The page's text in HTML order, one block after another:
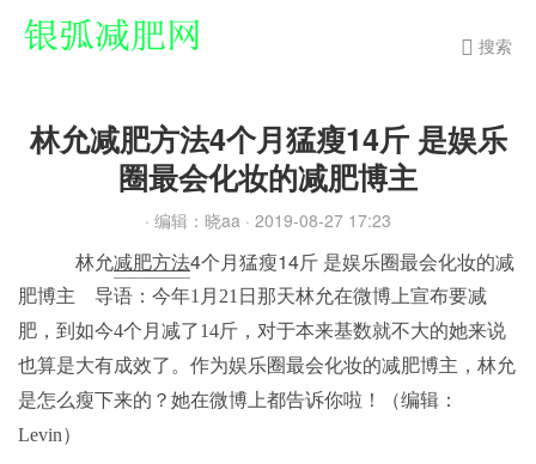
搜索
林允减肥方法4个月猛瘦14斤 是娱乐
圈最会化妆的减肥博主
· 编辑：晓aa · 2019-08-27 17:23
林允减肥方法4个月猛瘦14斤 是娱乐圈最会化妆的减
肥博主
导语：今年1月21日那天林允在微博上宣布要减
肥，到如今4个月减了14斤，对于本来基数就不大的她来说
也算是大有成效了。作为娱乐圈最会化妆的减肥博主，林允
是怎么瘦下来的？她在微博上都告诉你啦！（编辑：
Levin）